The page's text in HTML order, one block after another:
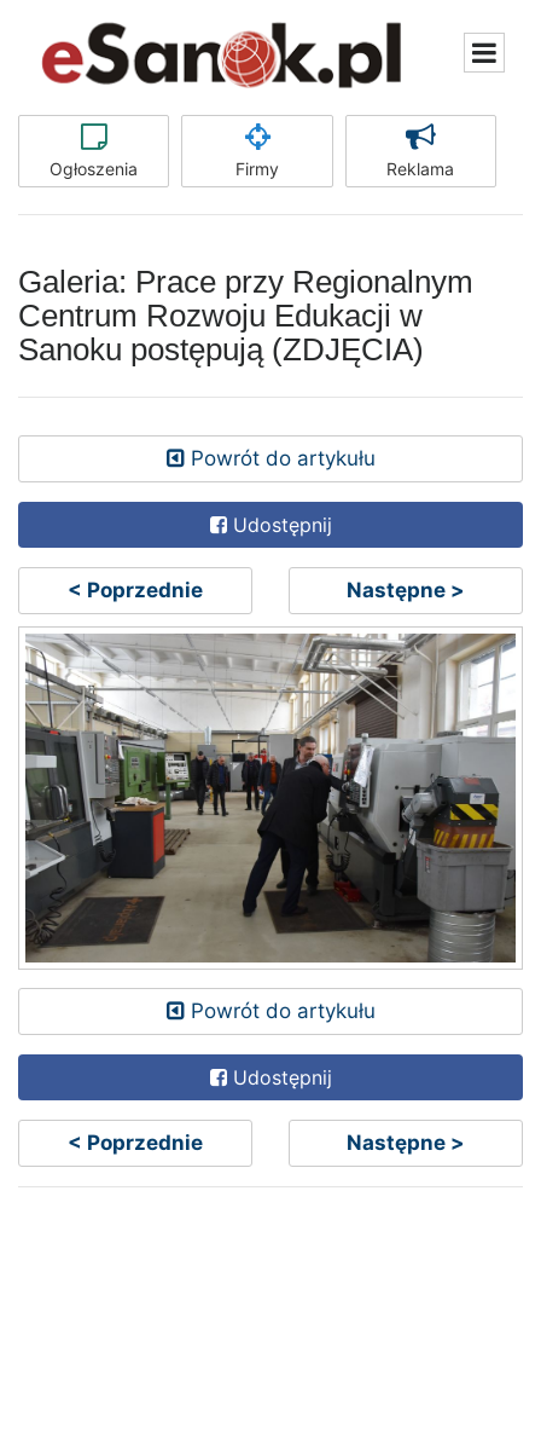
Ogłoszenia Firmy Reklama
Galeria: Prace przy Regionalnym
Centrum Rozwoju Edukacji w
Sanoku postępują (ZDJĘCIA)
Powrót do artykułu
Udostępnij
< Poprzednie Następne >
Powrót do artykułu
Udostępnij
< Poprzednie Następne >